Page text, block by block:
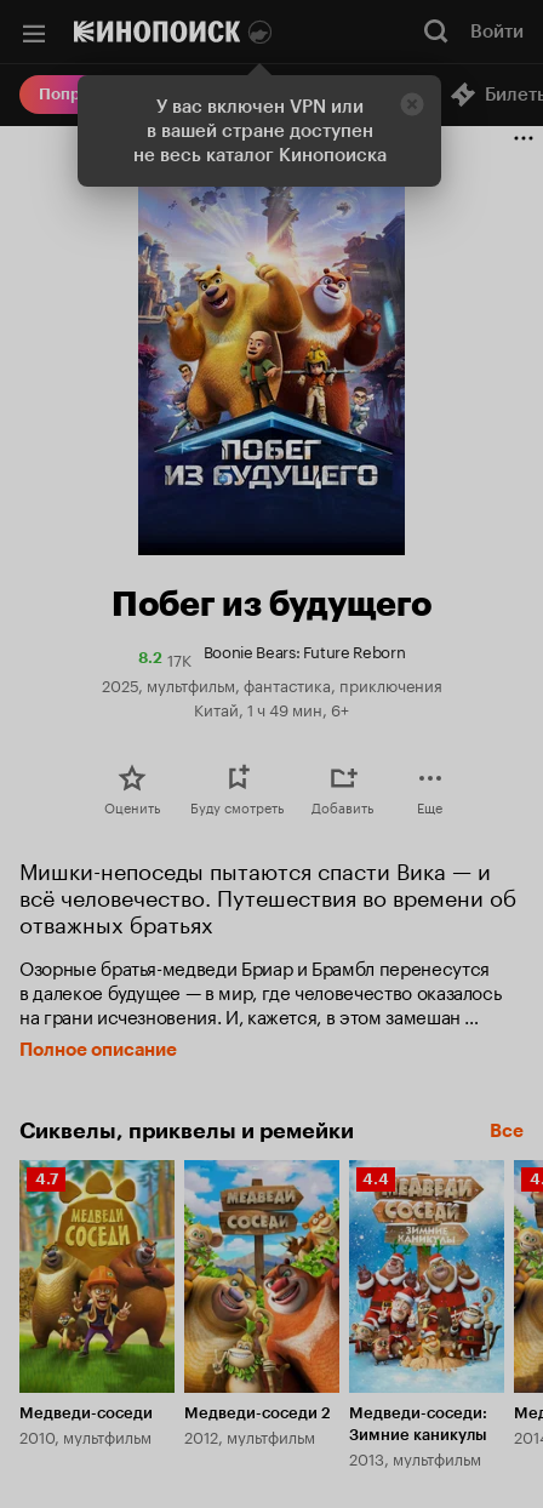
У вас включен VPN или
в вашей стране доступен
не весь каталог Кинопоиска
Войти
Попробовать Плюс Онлайн-кинотеатр
Побег из будущего
8.2Рейтинг
Кинопоиска
8.2
17K Boonie Bears: Future Reborn
2025, мультфильм, фантастика, приключения
Китай, 1 ч 49 мин, 6+
Оценить Буду смотреть Добавить Еще
Мишки-непоседы пытаются спасти Вика — и
всё человечество. Путешествия во времени об
отважных братьях
Озорные братья-медведи Бриар и Брамбл перенесутся
в далекое будущее — в мир, где человечество оказалось
на грани исчезновения. И, кажется, в этом замешан
их старый приятель Вик. Отважным братьям и их друзьям
предстоит раскрыть правду, предотвратить катастрофу
Полное описание
Сиквелы, приквелы и ремейки Все
Рейтинг
Кинопоиска
4.7
4.7
Медведи-соседи
2010, мультфильм
Медведи-соседи 2
2012, мультфильм
Рейтинг
Кинопоиска
4.4
4.4
Медведи-соседи:
Зимние каникулы
2013, мультфильм